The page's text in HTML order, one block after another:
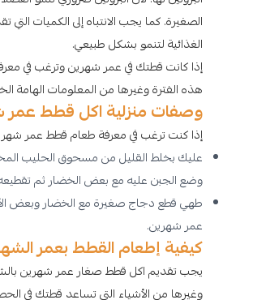
الصغيرة. كما يجب الانتباه إلى الكميات
الغذائية لتنمو بشكل طبيعي.
إذا كانت قطتك في عمر شهرين وترغب في
هذه الفترة وغيرها من المعلومات الهامة
وصفات منزلية اكل قطط عمر
إذا كنت ترغب في معرفة طعام قطط عمر
عليك بخلط القليل من مسحوق الحليب
وضع الجبن عليه مع بعض الخضار ثم
طهي قطع دجاج صغيرة مع الخضار وبعض
عمر شهرين.
كيفية إطعام القطط بعمر
يجب تقديم اكل قطط صغار عمر شهرين
وغيرها من الأشياء التي تساعد قطتك في